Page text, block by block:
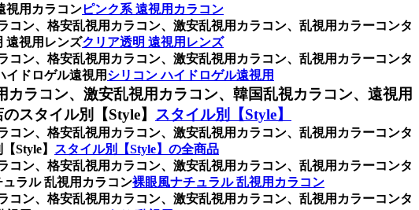
視用カラコンピンク系 遠視用カラコン
コン、格安乱視用カラコン、激安乱視用カラコン、乱視用カラーコンタ
遠視用レンズクリア透明 遠視用レンズ
コン、格安乱視用カラコン、激安乱視用カラコン、乱視用カラーコンタ
イドロゲル遠視用 シリコン ハイドロゲル遠視用
ラコン、激安乱視用カラコン、韓国乱視カラコン、遠視用
スタイル別【Style】 スタイル別【Style】
コン、格安乱視用カラコン、激安乱視用カラコン、乱視用カラーコンタ
Style】
スタイル別【Style】の全商品
コン、格安乱視用カラコン、激安乱視用カラコン、乱視用カラーコンタ
ラル 乱視用カラコン裸眼風ナチュラル 乱視用カラコン
コン、格安乱視用カラコン、激安乱視用カラコン、乱視用カラーコンタ